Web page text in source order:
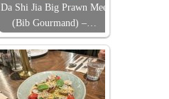
Da Shi Jia Big Prawn Mee
(Bib Gourmand) –…